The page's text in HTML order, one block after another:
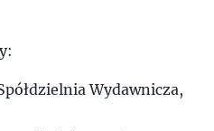
Wydawnicza,